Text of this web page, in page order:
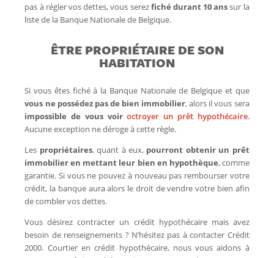
pas à régler vos dettes, vous serezfiché durant 10 anssur la
liste de la Banque Nationale de Belgique.
ÊTRE PROPRIÉTAIRE DE SON
HABITATION
Si vous êtes fiché à la Banque Nationale de Belgique et que
vous ne possédez pas de bien immobilier, alors il vous sera
impossible de vous voiroctroyer un prêt hypothécaire.
Aucune exception ne déroge à cette règle.
Les propriétaires, quant à eux, pourront obtenir un prêt
immobilier en mettant leur bien en hypothèque, comme
garantie. Si vous ne pouvez à nouveau pas rembourser votre
crédit, la banque aura alors le droit de vendre votre bien afin
de combler vos dettes.
Vous désirez contracter un crédit hypothécaire mais avez
besoin de renseignements ? N’hésitez pas à contacter Crédit
2000. Courtier en crédit hypothécaire, nous vous aidons à